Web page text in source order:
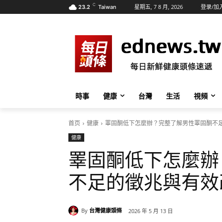
23.2 C Taiwan 星期五, 7 8 月, 2026 登录/加
時事 健康 台灣 生活 視頻
首页 健康 睪固酮低下怎麼辦？完整了解男性睪固酮不
健康
睪固酮低下怎麼
不足的徵兆與有
By 台灣健康頭條 2026 年 5 月 13 日